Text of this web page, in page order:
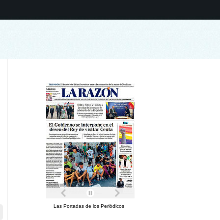
Las Portadas de los Periódicos